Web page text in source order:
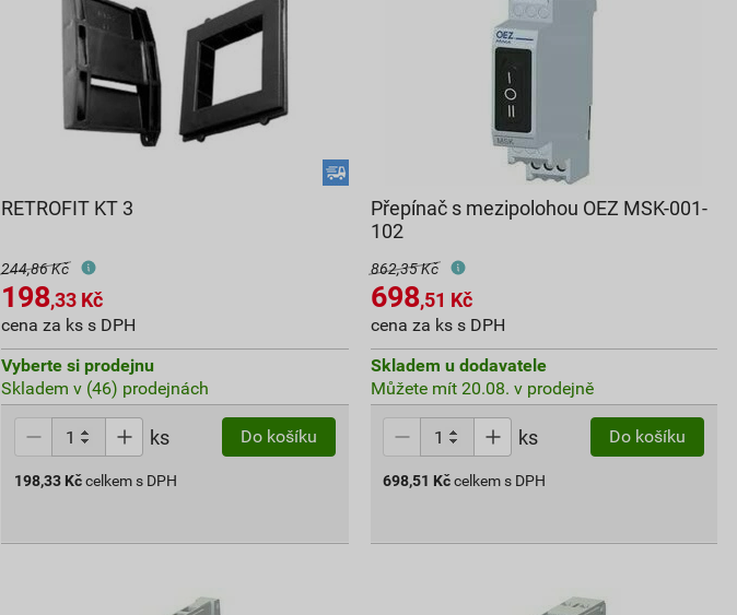
RETROFIT KT 3
244,86 Kč
198,33 Kč
cena za ks s DPH
Vyberte si prodejnu
Skladem v (46) prodejnách
ks Do košíku
198,33 Kčcelkem s DPH
Přepínač s mezipolohou OEZ MSK-001-
102
862,35 Kč
698,51 Kč
cena za ks s DPH
Skladem u dodavatele
Můžete mít 20.08. v prodejně
ks Do košíku
698,51 Kč celkem s DPH